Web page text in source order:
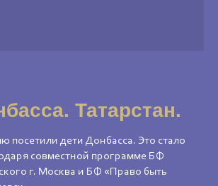
Татарстан.
посетили дети Донбасса. Это стало
совместной программе БФ
г. Москва и БФ «Право быть